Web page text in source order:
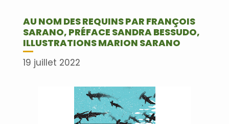
AU NOM DES REQUINS PAR FRANÇOIS
SARANO, PRÉFACE SANDRA BESSUDO,
ILLUSTRATIONS MARION SARANO
19 juillet 2022